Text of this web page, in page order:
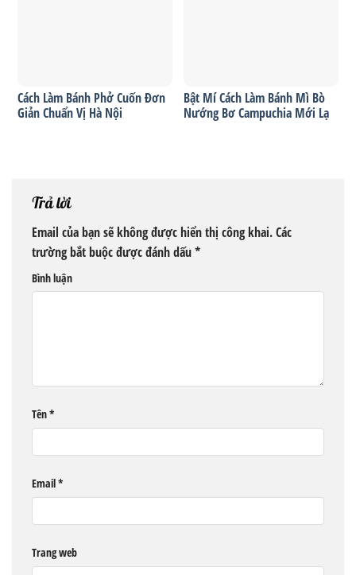
Cách Làm Bánh Phở Cuốn Đơn
Giản Chuẩn Vị Hà Nội
Bật Mí Cách Làm Bánh Mì Bò
Nướng Bơ Campuchia Mới Lạ
Trả lời
Email của bạn sẽ không được hiển thị công khai.Các
trường bắt buộc được đánh dấu*
Bình luận
Tên*
Email*
Trang web